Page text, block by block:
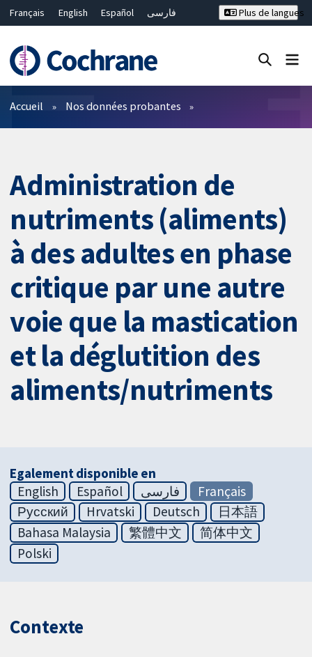
Français English Español
فارسی
Bahasa Malaysia
ไทย
繁體中文
简体中文
Plus de langues
Filtres
Accueil Nos données probantes
Administration de
nutriments (aliments)
à des adultes en phase
critique par une autre
voie que la mastication
et la déglutition des
aliments/nutriments
Egalement disponible en
English
Español فارسی
Français
Русский
Hrvatski Deutsch
日本語
Bahasa Malaysia
繁體中文
简体中文
Polski
Contexte